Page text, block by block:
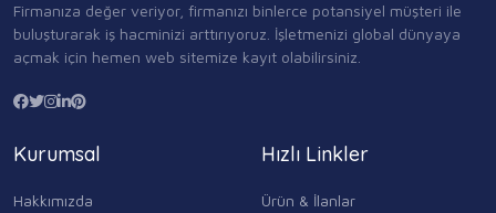
Firmanıza değer veriyor, firmanızı binlerce potansiyel müşteri ile
buluşturarak iş hacminizi arttırıyoruz. İşletmenizi global dünyaya
açmak için hemen web sitemize kayıt olabilirsiniz.
Kurumsal
Hakkımızda
Hızlı Linkler
Ürün & İlanlar